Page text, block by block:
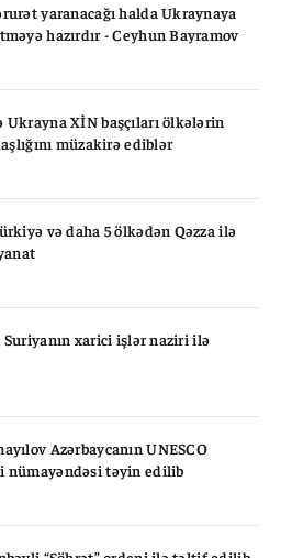
yaranacağı halda Ukraynaya
hazırdır - Ceyhun Bayramov
Ukrayna XİN başçıları ölkələrin
müzakirə ediblər
və daha 5 ölkədən Qəzza ilə
Suriyanın xarici işlər naziri ilə
Azərbaycanın UNESCO
nümayəndəsi təyin edilib